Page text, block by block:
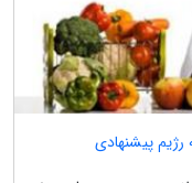
رژیم پیشنهادی